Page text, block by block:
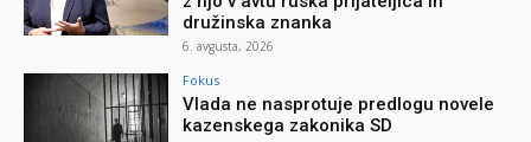
družinska znanka
6. avgusta, 2026
Fokus
Vlada ne nasprotuje predlogu novele
kazenskega zakonika SD